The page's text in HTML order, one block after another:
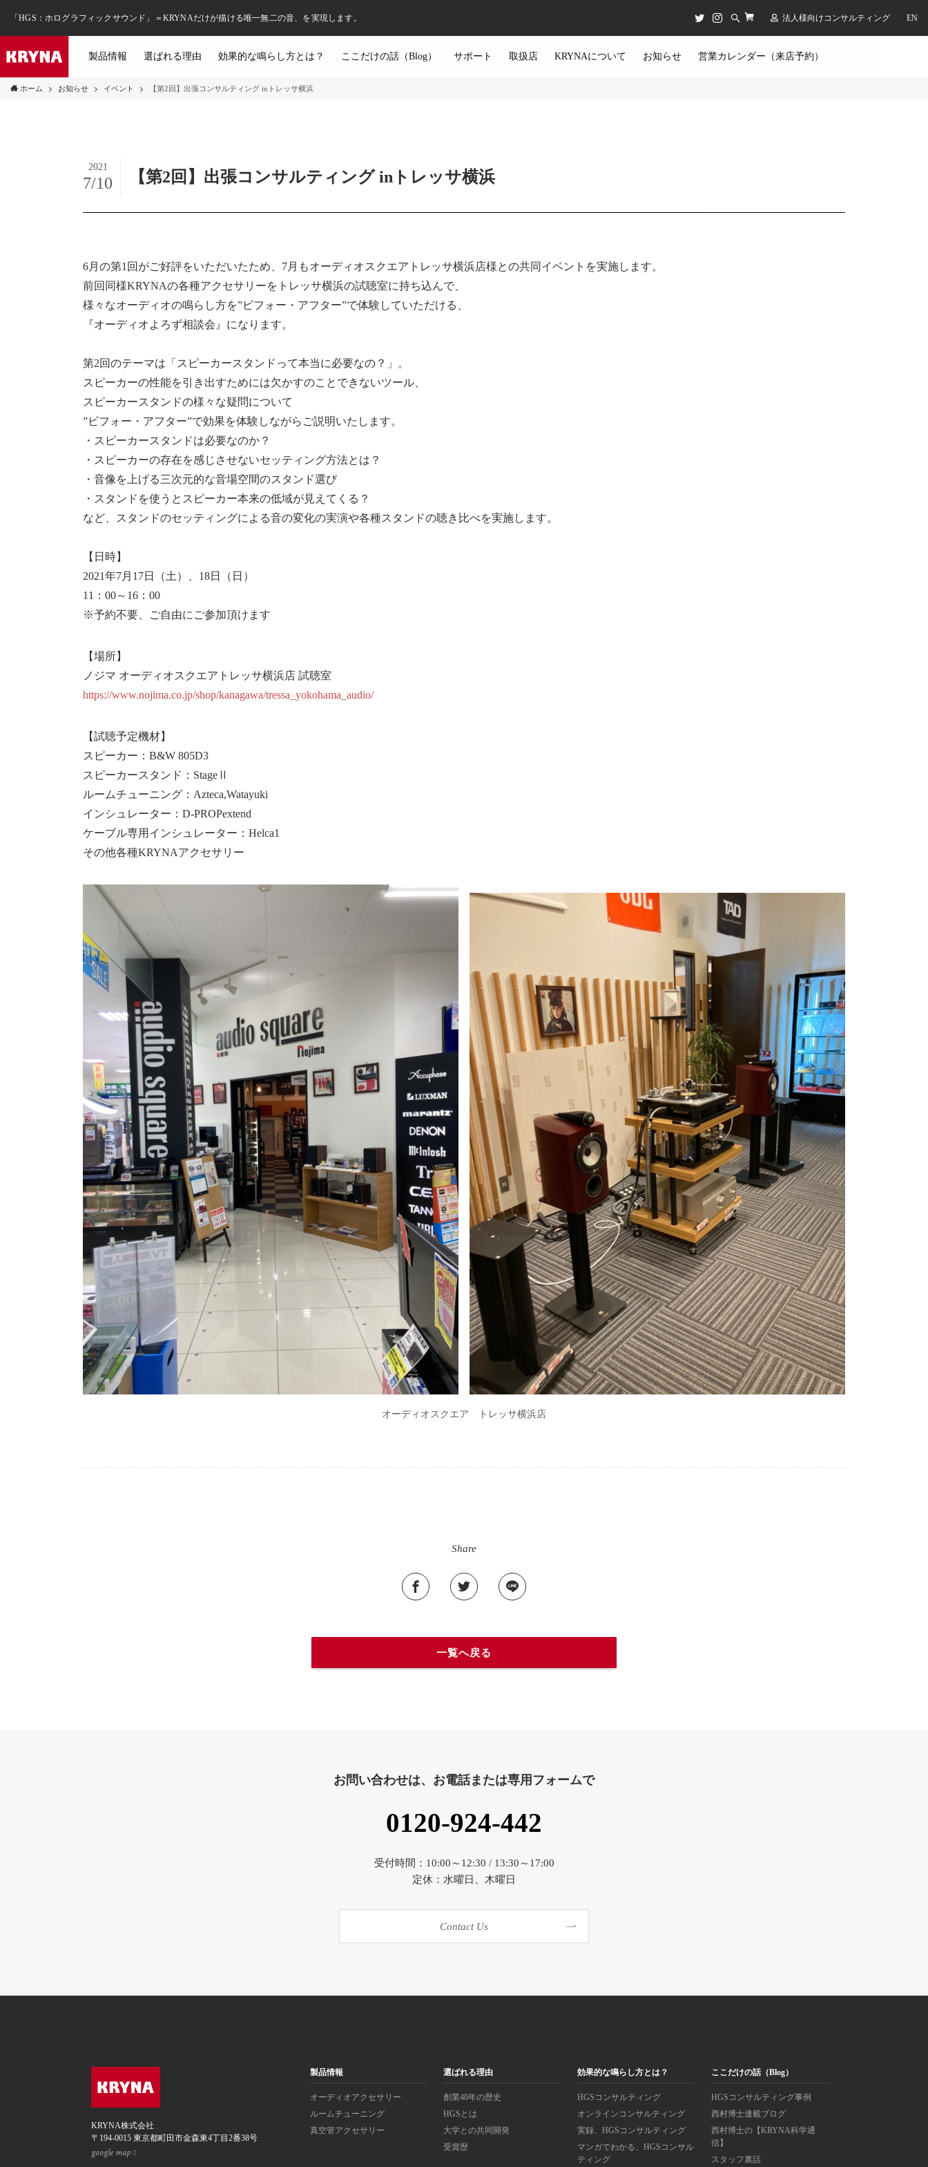
「HGS：ホログラフィックサウンド」＝KRYNAだけが描ける唯一無二の音、を実現します。 法人様向けコンサルティング EN
製品情報 選ばれる理由 効果的な鳴らし方とは？ ここだけの話（Blog） サポート 取扱店 KRYNAについて お知らせ 営業カレンダー（来店予約）
ホーム お知らせ イベント 【第2回】出張コンサルティング inトレッサ横浜
【第2回】出張コンサルティング inトレッサ横浜
2021
7/10
6月の第1回がご好評をいただいたため、7月もオーディオスクエアトレッサ横浜店様との共同イベントを実施します。
前回同様KRYNAの各種アクセサリーをトレッサ横浜の試聴室に持ち込んで、
様々なオーディオの鳴らし方を”ビフォー・アフター”で体験していただける、
『オーディオよろず相談会』になります。
第2回のテーマは「スピーカースタンドって本当に必要なの？」。
スピーカーの性能を引き出すためには欠かすのことできないツール、
スピーカースタンドの様々な疑問について
”ビフォー・アフター”で効果を体験しながらご説明いたします。
・スピーカースタンドは必要なのか？
・スピーカーの存在を感じさせないセッティング方法とは？
・音像を上げる三次元的な音場空間のスタンド選び
・スタンドを使うとスピーカー本来の低域が見えてくる？
など、スタンドのセッティングによる音の変化の実演や各種スタンドの聴き比べを実施します。
【日時】
2021年7月17日（土）、18日（日）
11：00～16：00
※予約不要、ご自由にご参加頂けます
【場所】
ノジマ オーディオスクエアトレッサ横浜店 試聴室
https://www.nojima.co.jp/shop/kanagawa/tressa_yokohama_audio/
【試聴予定機材】
スピーカー：B&W 805D3
スピーカースタンド：StageⅡ
ルームチューニング：Azteca,Watayuki
インシュレーター：D-PROPextend
ケーブル専用インシュレーター：Helca1
その他各種KRYNAアクセサリー
オーディオスクエア トレッサ横浜店
Share
一覧へ戻る
お問い合わせは、お電話または専用フォームで
0120-924-442
受付時間：10:00～12:30 / 13:30～17:00
定休：水曜日、木曜日
Contact Us
KRYNA株式会社
〒194-0015 東京都町田市金森東4丁目2番38号
google map
製品情報
オーディオアクセサリー
ルームチューニング
真空管アクセサリー
選ばれる理由
創業40年の歴史
HGSとは
大学との共同開発
受賞歴
効果的な鳴らし方とは？
HGSコンサルティング
オンラインコンサルティング
実録、HGSコンサルティング
マンガでわかる、HGSコンサル
ティング
ここだけの話（Blog）
HGSコンサルティング事例
西村博士連載ブログ
西村博士の【KRYNA科学通
信】
スタッフ裏話